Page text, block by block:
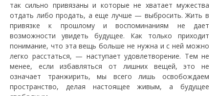
так сильно привязаны и которые не хватает мужества
отдать либо продать, а еще лучше — выбросить. Жить в
привязке к прошлому и воспоминаниям не дает
возможности увидеть будущее. Как только приходит
понимание, что эта вещь больше не нужна и с ней можно
легко расстаться, — наступает удовлетворение. Тем не
менее, если избавляться от лишних вещей, это не
означает транжирить, мы всего лишь освобождаем
пространство, делая настоящее живым, а будущее